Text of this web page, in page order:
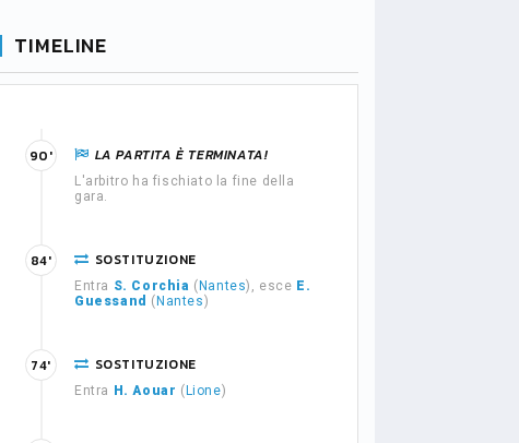
TIMELINE
LA PARTITA È TERMINATA!
L'arbitro ha fischiato la fine della
gara.
90'
SOSTITUZIONE
Entra S. Corchia ( Nantes), esce E.
Guessand ( Nantes)
84'
SOSTITUZIONE
Entra H. Aouar ( Lione)
74'